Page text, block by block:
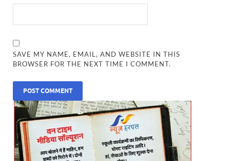
SAVE MY NAME, EMAIL, AND WEBSITE IN THIS
BROWSER FOR THE NEXT TIME I COMMENT.